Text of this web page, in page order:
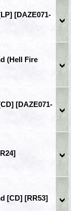
[DAZE071-
(Hell Fire
[DAZE071-
[CD] [RR53]